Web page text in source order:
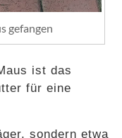
gefangen
ist das
für eine
sondern etwa